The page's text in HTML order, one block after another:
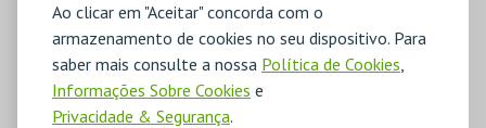
Ao clicar em "Aceitar" concorda com o
armazenamento de cookies no seu dispositivo. Para
saber mais consulte a nossa Política de Cookies,
Informações Sobre Cookies e
Privacidade & Segurança.